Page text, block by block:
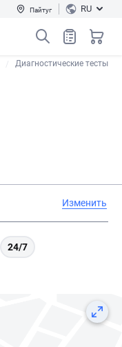
Пайтуг RU
Диагностические тесты
Изменить
24/7